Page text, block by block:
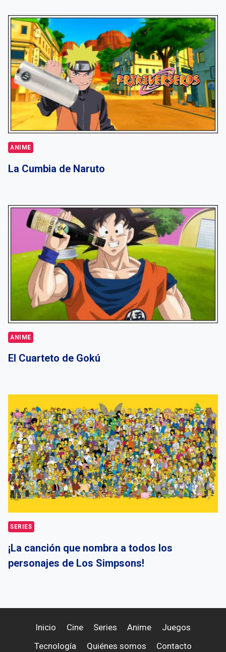
ANIME
La Cumbia de Naruto
ANIME
El Cuarteto de Gokú
SERIES
¡La canción que nombra a todos los
personajes de Los Simpsons!
Inicio Cine Series Anime
Juegos
Tecnología
Quiénes somos Contacto